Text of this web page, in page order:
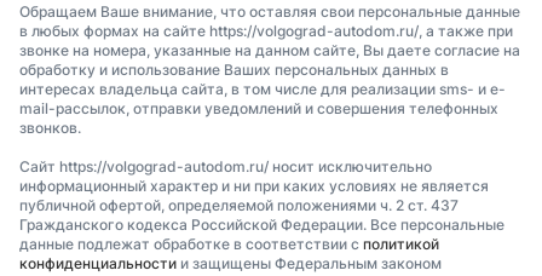
Обращаем Ваше внимание, что оставляя свои персональные данные
в любых формах на сайте https://volgograd-autodom.ru/, а также при
звонке на номера, указанные на данном сайте, Вы даете согласие на
обработку и использование Ваших персональных данных в
интересах владельца сайта, в том числе для реализации sms- и e-
mail-рассылок, отправки уведомлений и совершения телефонных
звонков.
Сайт https://volgograd-autodom.ru/ носит исключительно
информационный характер и ни при каких условиях не является
публичной офертой, определяемой положениями ч. 2 ст. 437
Гражданского кодекса Российской Федерации. Все персональные
данные подлежат обработке в соответствии с политикой
конфиденциальности и защищены Федеральным законом